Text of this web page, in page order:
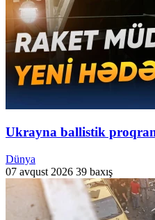
Ukrayna ballistik
Dünya
07 avqust 2026 39 baxış